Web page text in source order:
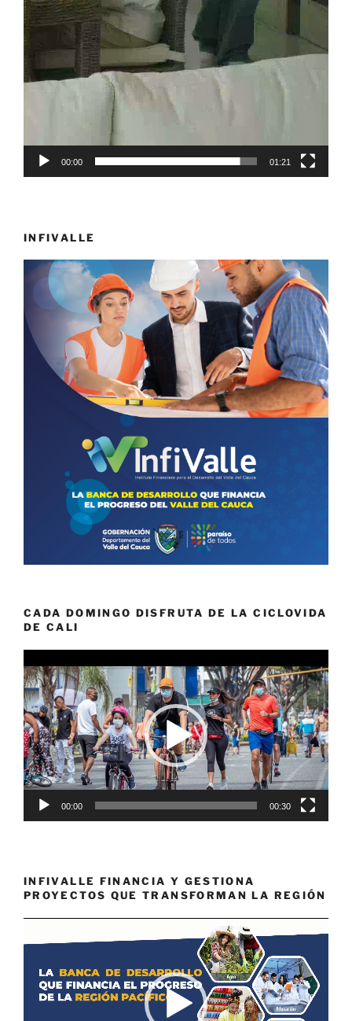
00:00 01:21
INFIVALLE
CADA DOMINGO DISFRUTA DE LA CICLOVIDA
DE CALI
de
vídeo
00:00 00:30
INFIVALLE FINANCIA Y GESTIONA
PROYECTOS QUE TRANSFORMAN LA REGIÓN
de